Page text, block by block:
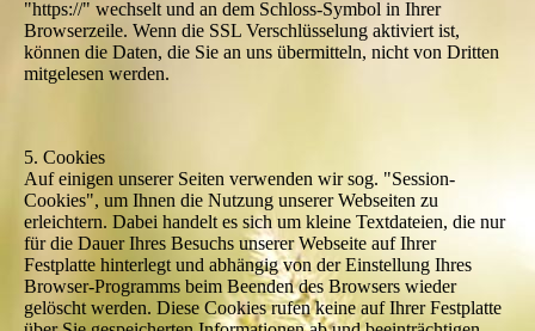
"https://" wechselt und an dem Schloss-Symbol in Ihrer
Browserzeile. Wenn die SSL Verschlüsselung aktiviert ist,
können die Daten, die Sie an uns übermitteln, nicht von Dritten
mitgelesen werden.
5. Cookies
Auf einigen unserer Seiten verwenden wir sog. "Session-
Cookies", um Ihnen die Nutzung unserer Webseiten zu
erleichtern. Dabei handelt es sich um kleine Textdateien, die nur
für die Dauer Ihres Besuchs unserer Webseite auf Ihrer
Festplatte hinterlegt und abhängig von der Einstellung Ihres
Browser-Programms beim Beenden des Browsers wieder
gelöscht werden. Diese Cookies rufen keine auf Ihrer Festplatte